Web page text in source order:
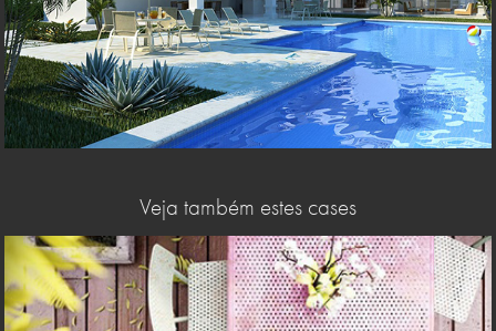
Veja também estes cases